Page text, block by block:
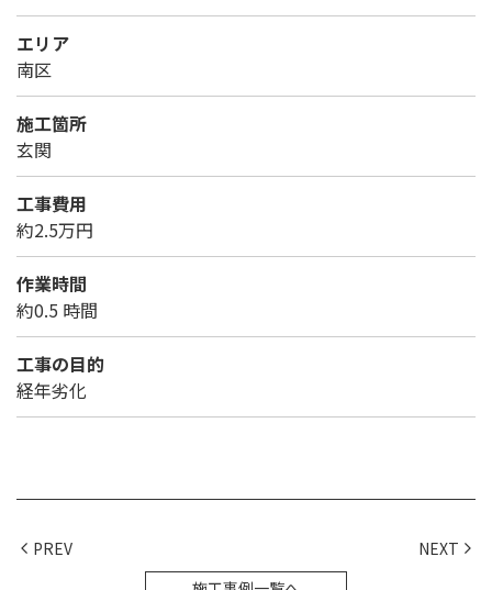
エリア
南区
施工箇所
玄関
工事費用
約2.5万円
作業時間
約0.5 時間
工事の目的
経年劣化
PREV
NEXT